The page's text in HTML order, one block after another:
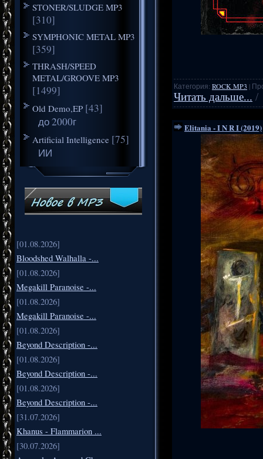
STONER/SLUDGE MP3
[310]
SYMPHONIC METAL MP3
[359]
THRASH/SPEED
METAL/GROOVE MP3
[1499]
Old Demo,EP [43]
до 2000г
Artificial Intelligence [75]
ИИ
[01.08.2026]
Bloodshed Walhalla -...
[01.08.2026]
Megakill Paranoise -...
[01.08.2026]
Megakill Paranoise -...
[01.08.2026]
Beyond Description -...
[01.08.2026]
Beyond Description -...
[01.08.2026]
Beyond Description -...
[31.07.2026]
Khanus - Flammarion ...
[30.07.2026]
Категория: ROCK MP3 |
Читать дальше... /
Elitania - I N R I (2019)